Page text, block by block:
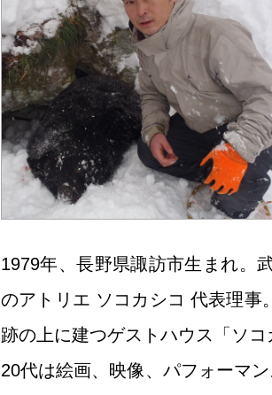
1979年、長野県諏訪市生まれ。
のアトリエ ソコカシコ 代表理事
跡の上に建つゲストハウス「ソコ
20代は絵画、映像、パフォーマ